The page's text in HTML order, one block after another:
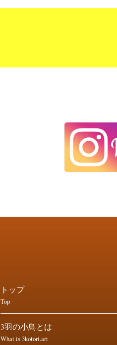
トップ
Top
3羽の小鳥とは
What is 3kotori.art